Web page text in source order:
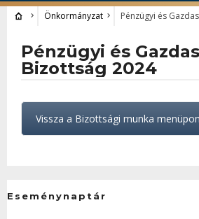
Önkormányzat Pénzügyi és
Pénzügyi és
Bizottság 2024
Vissza a Bizottsági munka
Eseménynaptár